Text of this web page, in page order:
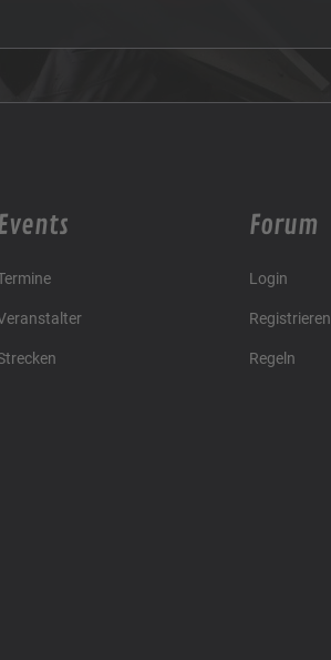
Forum
Login
Registrieren
Regeln